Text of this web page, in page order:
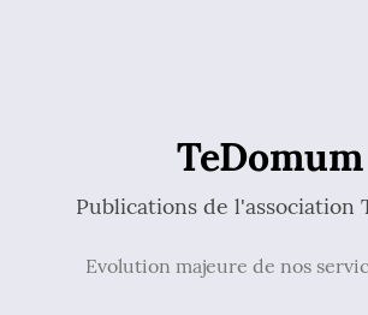
TeDomum
Publications de l'association
Evolution majeure de nos